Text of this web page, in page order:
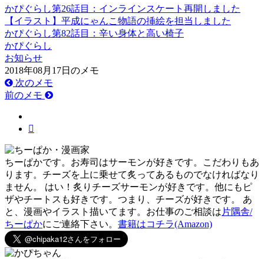
かぴぐらし第26話目：インラインスケート再開しました
【イラスト】平成にゃんこ物語の挿絵を担当しました
かぴぐらし第82話目：辛い身体と高い椅子
かぴぐらし
お知らせ
2018年08月17日のメモ
次のメモ
前のメモ
ちーぱかです。お寿司はサーモンが好きです。こだわりもあ
ります。チーズを上に乗せて炙ってあるものでなければなり
ません。 はい！炙りチーズサーモンが好きです。他にもピ
ザやチートスも好きです。つまり、チーズが好きです。 あ
と、漫画やイラスト描いてます。お仕事のご相談は 片隅舎/
ちーぱかにご連絡下さい。 書籍はコチラ(Amazon)